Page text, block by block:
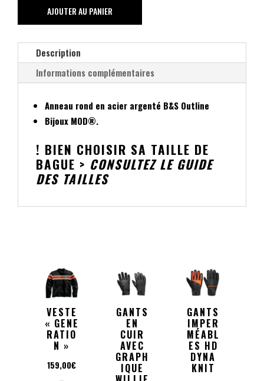
BAGUE
EN
ACIER
SHIELD
AJOUTER AU PANIER
Description
Informations complémentaires
Anneau rond en acier argenté B&S Outline
Bijoux MOD®.
! BIEN CHOISIR SA TAILLE DE
BAGUE > CONSULTEZ LE GUIDE
DES TAILLES
VESTE
« GENE
RATIO
N »
159,00€
GANTS
EN
CUIR
AVEC
GRAPH
IQUE
GANTS
IMPER
MÉABL
ES HD
DYNA
KNIT